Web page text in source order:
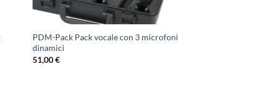
PDM-Pack Pack vocale con 3 microfoni
dinamici
51,00€